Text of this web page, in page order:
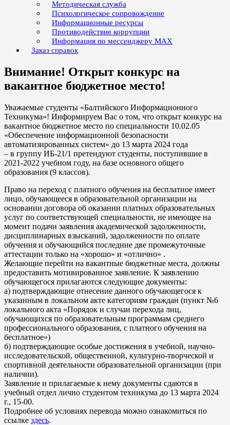
Методическая служба
Психологическое сопровождение
Информационные ресурсы
Противодействие коррупции
Информация по мессенджеру MAX
Заказ справок
Внимание! Открыт конкурс на
вакантное бюджетное место!
Уважаемые студенты «Балтийского Информационного
Техникума»! Информируем Вас о том, что открыт конкурс на
вакантное бюджетное место по специальности 10.02.05
«Обеспечение информационной безопасности
автоматизированных систем» до 13 марта 2024 года
– в группу ИБ-21/1 претендуют студенты, поступившие в
2021-2022 учебном году, на базе основного общего
образования (9 классов).
Право на переход с платного обучения на бесплатное имеет
лицо, обучающееся в образовательной организации на
основании договора об оказании платных образовательных
услуг по соответствующей специальности, не имеющее на
момент подачи заявления академической задолженности,
дисциплинарных взысканий, задолженности по оплате
обучения и обучающийся последние две промежуточные
аттестации только на «хорошо» и «отлично» .
Желающие перейти на вакантные бюджетные места, должны
предоставить мотивированное заявление. К заявлению
обучающегося прилагаются следующие документы:
а) подтверждающие отнесение данного обучающегося к
указанным в локальном акте категориям граждан (пункт №6
локального акта «Порядок и случаи перехода лиц,
обучающихся по образовательным программам среднего
профессионального образования, с платного обучения на
бесплатное»)
б) подтверждающие особые достижения в учебной, научно-
исследовательской, общественной, культурно-творческой и
спортивной деятельности образовательной организации (при
наличии).
Заявление и прилагаемые к нему документы сдаются в
учебный отдел лично студентом техникума до 13 марта 2024
г., 15-00.
Подробнее об условиях перевода можно ознакомиться по
ссылке здесь.